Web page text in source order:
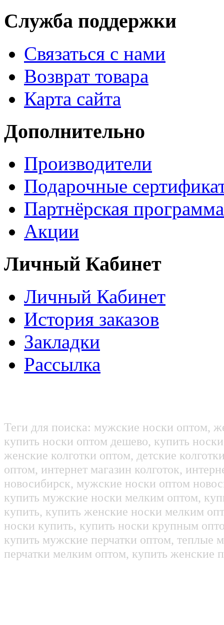
Служба поддержки
Связаться с нами
Возврат товара
Карта сайта
Дополнительно
Производители
Подарочные
Партнёрская программа
Акции
Личный Кабинет
Личный Кабинет
История заказов
Закладки
Рассылка
Теги для поиска: мужские носки оптом,
купить носки оптом дешево, купить
женские колготки оптом, детские
оптом, интернет магазин колготок,
новосибирск, мужские носки оптом
купить мужские носки мелким оптом,
купить, купить женские носки мелким
носки купить, купить носки крупным
купить мужские перчатки оптом, теплые
перчатки мелким оптом, купить женские